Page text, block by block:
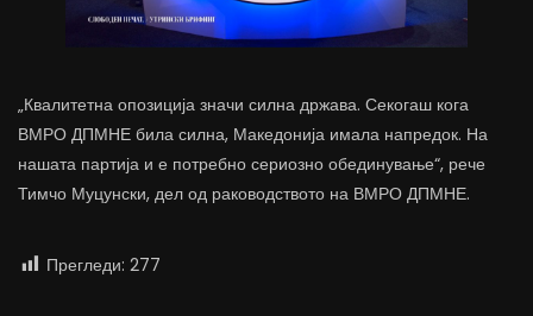
„Квалитетна опозиција значи силна држава. Секогаш кога
ВМРО ДПМНЕ била силна, Македонија имала напредок. На
нашата партија и е потребно сериозно обединување“, рече
Тимчо Муцунски, дел од раководството на ВМРО ДПМНЕ.
Прегледи: 277